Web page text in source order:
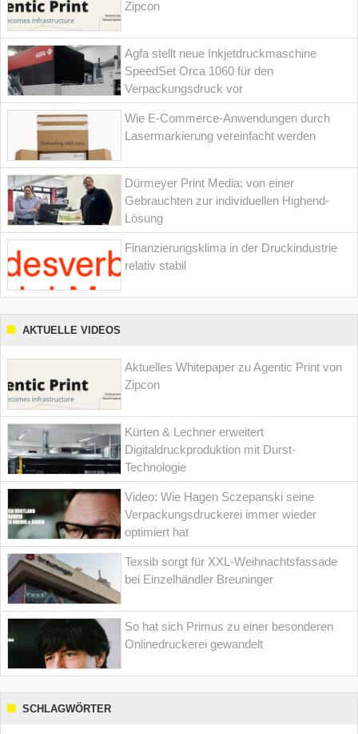
Zipcon
Agfa stellt neue Inkjetdruckmaschine
SpeedSet Orca 1060 für den
Verpackungsdruck vor
Wie E-Commerce-Anwendungen durch
Lasermarkierung vereinfacht werden
Dürmeyer Print Media: von einer
Gebrauchten zur individuellen Highend-
Lösung
Finanzierungsklima in der Druckindustrie
relativ stabil
AKTUELLE VIDEOS
Aktuelles Whitepaper zu Agentic Print von
Zipcon
Kürten & Lechner erweitert
Digitaldruckproduktion mit Durst-
Technologie
Video: Wie Hagen Sczepanski seine
Verpackungsdruckerei immer wieder
optimiert hat
Texsib sorgt für XXL-Weihnachtsfassade
bei Einzelhändler Breuninger
So hat sich Primus zu einer besonderen
Onlinedruckerei gewandelt
SCHLAGWÖRTER